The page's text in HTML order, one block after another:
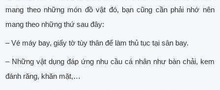
mang theo những món đồ vật đó, bạn cũng cần phải nhớ nên
mang theo những thứ sau đây:
– Vé máy bay, giấy tờ tùy thân để làm thủ tục tại sân bay.
– Những vật dụng đáp ứng nhu cầu cá nhân như bàn chải, kem
đánh răng, khăn mặt,…